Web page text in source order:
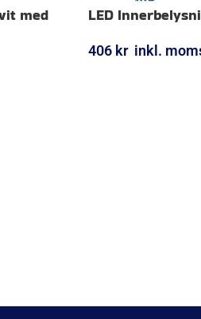
med
LED
406 kr inkl.